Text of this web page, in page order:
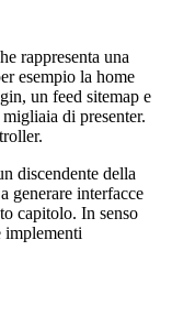
rappresenta una
esempio la home
un feed sitemap e
di presenter.
discendente della
generare interfacce
capitolo. In senso
implementi